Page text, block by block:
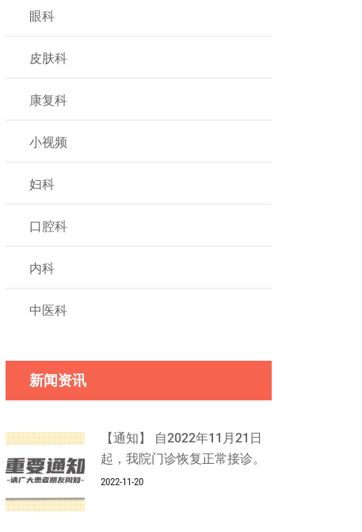
眼科
皮肤科
康复科
小视频
妇科
口腔科
内科
中医科
新闻资讯
【通知】 自2022年11月21日
起，我院门诊恢复正常接诊。
2022-11-20